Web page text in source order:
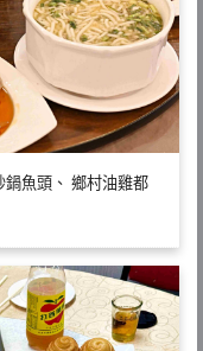
魚頭、 鄉村油雞都